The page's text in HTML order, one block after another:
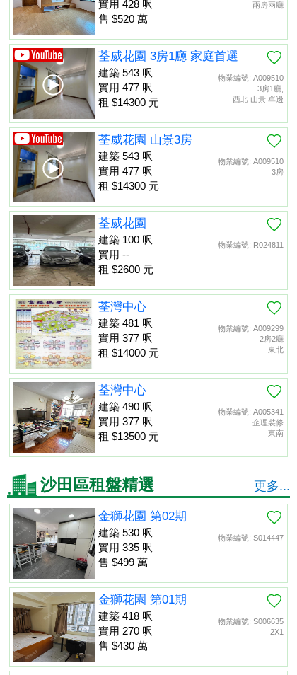
兩房兩廳
實用 428 呎
售 $520 萬
物業編號: A009510
3房1廳,
西北 山景 單邊
荃威花園 3房1廳 家庭首選
建築 543 呎
實用 477 呎
租 $14300 元
物業編號: A009510
3房
荃威花園 山景3房
建築 543 呎
實用 477 呎
租 $14300 元
物業編號: R024811
荃威花園
建築 100 呎
實用 --
租 $2600 元
物業編號: A009299
2房2廳
東北
荃灣中心
建築 481 呎
實用 377 呎
租 $14000 元
物業編號: A005341
企理裝修
東南
荃灣中心
建築 490 呎
實用 377 呎
租 $13500 元
沙田區租盤精選 更多...
物業編號: S014447
金獅花園 第02期
建築 530 呎
實用 335 呎
售 $499 萬
物業編號: S006635
2X1
金獅花園 第01期
建築 418 呎
實用 270 呎
售 $430 萬